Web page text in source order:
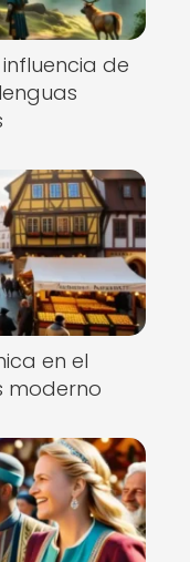
de
en el
moderno